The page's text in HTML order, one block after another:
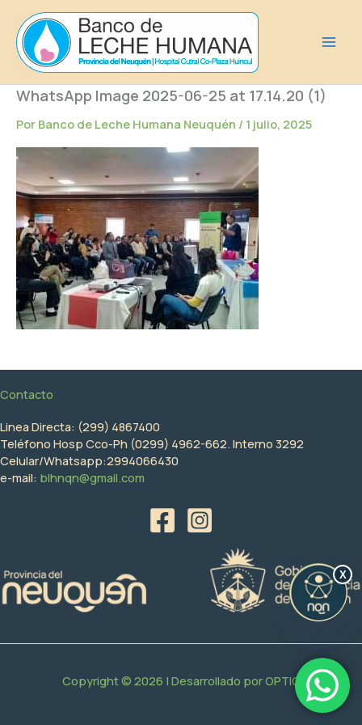
contenido
WhatsApp Image 2025-06-25 at 17.14.20 (1)
Por Banco de Leche Humana Neuquén / 1 julio, 2025
Contacto
Linea Directa: (299) 4867400
Teléfono Hosp Cco-Ph (0299) 4962-662. Interno 3292
Celular/Whatsapp:2994066430
e-mail: blhnqn@gmail.com
Copyright © 2026 | Desarrollado porOPTIC
X